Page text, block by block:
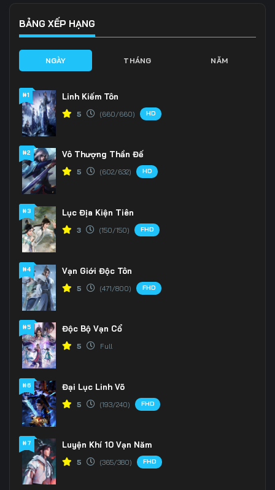
Tập 139
Tập 142
Tập 148 Tập 149
Tập 151
BẢNG XẾP HẠNG
NGÀY THÁNG NĂM
#1 Linh Kiếm Tôn
5 (660/660) HD
#2 Vô Thượng Thần Đế
5 (602/632) HD
#3 Lục Địa Kiện Tiên
3 (150/150) FHD
#4 Vạn Giới Độc Tôn
5 (471/800) FHD
#5 Độc Bộ Vạn Cổ
5 Full
#6 Đại Lục Linh Võ
5 (193/240) FHD
#7 Luyện Khí 10 Vạn Năm
5 (365/380) FHD